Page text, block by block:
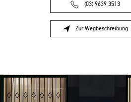
(03) 9639 3513
Zur Wegbeschreibung
Link Opens in